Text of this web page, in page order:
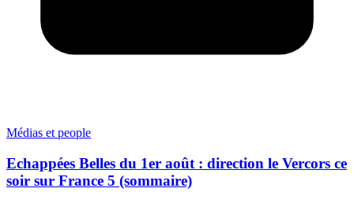
Médias et people
Echappées Belles du 1er août : direction le Vercors ce
soir sur France 5 (sommaire)